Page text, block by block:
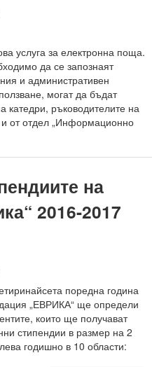
колеж
и автоматизация
колеж
услуга за електронна поща.
да се запознаят
и административен
могат да бъдат
катедри, ръководителите на
и от отдел „Информационно
на
2016-2017
поредна година
„ЕВРИКА“ ще определи
които ще получават
стипендии в размер на 2
годишно в 10 области: